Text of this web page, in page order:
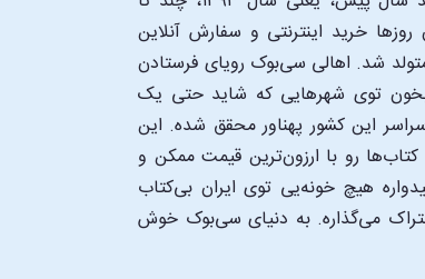
خرید اینترنتی و سفارش آنلاین
شد. اهالی سی‌بوک رویای فرستادن
توی شهرهایی که شاید حتی یک
این کشور پهناور محقق شده. این
کتاب‌ها رو با ارزون‌ترین قیمت ممکن و
هیچ خونه‌یی توی ایران بی‌کتاب
می‌گذاره. به دنیای سی‌بوک خوش